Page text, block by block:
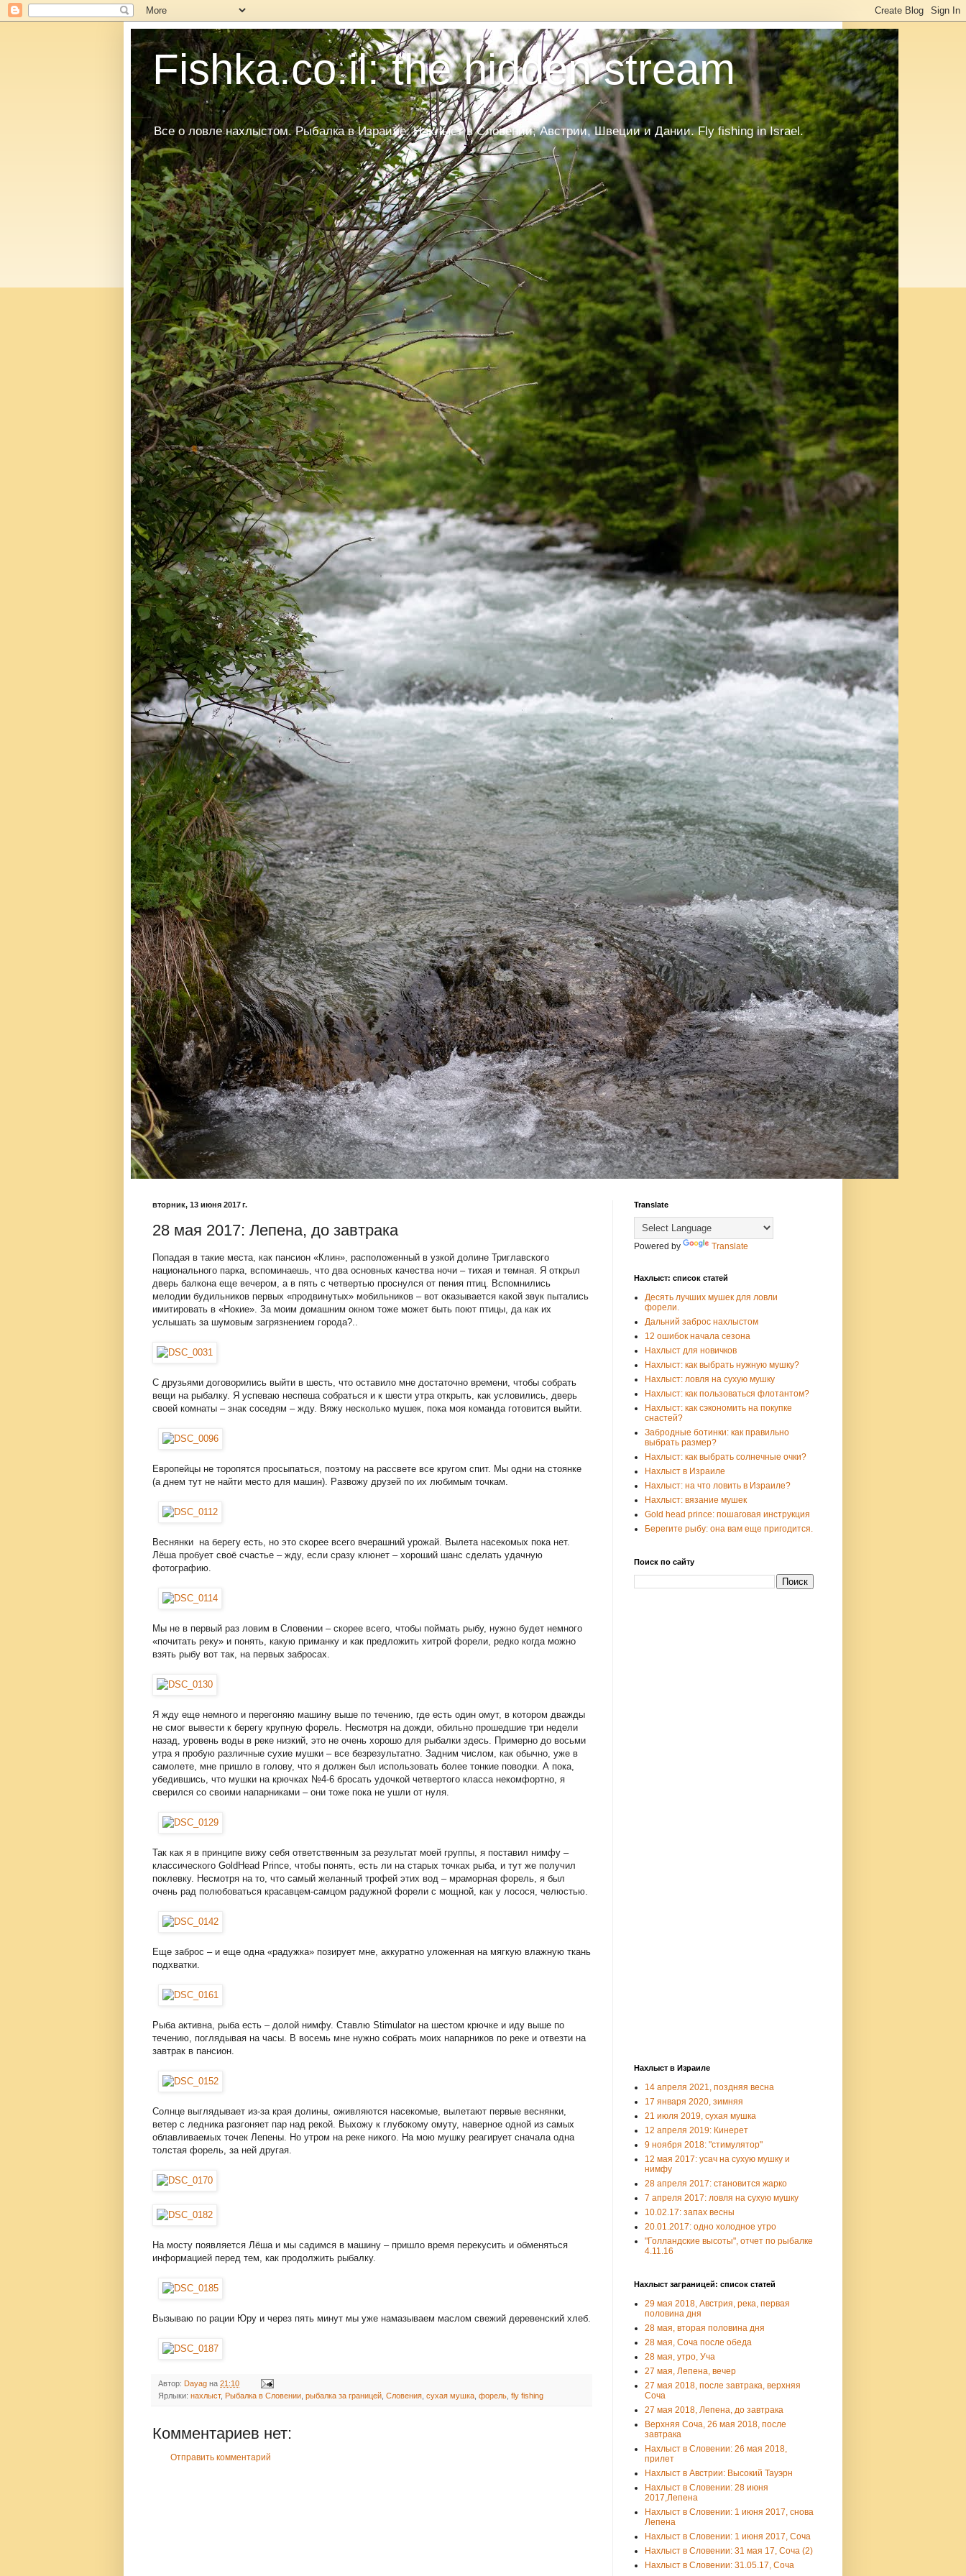
Fishka.co.il: the hidden stream
Все о ловле нахлыстом. Рыбалка в Израиле. Нахлыст в Словении, Австрии, Швеции и Дании. Fly fishing in Israel.
вторник, 13 июня 2017 г.
28 мая 2017: Лепена, до завтрака
Попадая в такие места, как пансион «Клин», расположенный в узкой долине Триглавского
национального парка, вспоминаешь, что два основных качества ночи – тихая и темная. Я открыл
дверь балкона еще вечером, а в пять с четвертью проснулся от пения птиц. Вспомнились
мелодии будильников первых «продвинутых» мобильников – вот оказывается какой звук пытались
имитировать в «Нокие». За моим домашним окном тоже может быть поют птицы, да как их
услышать за шумовым загрязнением города?..
С друзьями договорились выйти в шесть, что оставило мне достаточно времени, чтобы собрать
вещи на рыбалку. Я успеваю неспеша собраться и к шести утра открыть, как условились, дверь
своей комнаты – знак соседям – жду. Вяжу несколько мушек, пока моя команда готовится выйти.
Европейцы не торопятся просыпаться, поэтому на рассвете все кругом спит. Мы одни на стоянке
(а днем тут не найти место для машин). Развожу друзей по их любимым точкам.
Веснянки на берегу есть, но это скорее всего вчерашний урожай. Вылета насекомых пока нет.
Лёша пробует своё счастье – жду, если сразу клюнет – хороший шанс сделать удачную
фотографию.
Мы не в первый раз ловим в Словении – скорее всего, чтобы поймать рыбу, нужно будет немного
«почитать реку» и понять, какую приманку и как предложить хитрой форели, редко когда можно
взять рыбу вот так, на первых забросах.
Я жду еще немного и перегоняю машину выше по течению, где есть один омут, в котором дважды
не смог вывести к берегу крупную форель. Несмотря на дожди, обильно прошедшие три недели
назад, уровень воды в реке низкий, это не очень хорошо для рыбалки здесь. Примерно до восьми
утра я пробую различные сухие мушки – все безрезультатно. Задним числом, как обычно, уже в
самолете, мне пришло в голову, что я должен был использовать более тонкие поводки. А пока,
убедившись, что мушки на крючках №4-6 бросать удочкой четвертого класса некомфортно, я
сверился со своими напарниками – они тоже пока не ушли от нуля.
Так как я в принципе вижу себя ответственным за результат моей группы, я поставил нимфу –
классического GoldHead Prince, чтобы понять, есть ли на старых точках рыба, и тут же получил
поклевку. Несмотря на то, что самый желанный трофей этих вод – мраморная форель, я был
очень рад полюбоваться красавцем-самцом радужной форели с мощной, как у лосося, челюстью.
Еще заброс – и еще одна «радужка» позирует мне, аккуратно уложенная на мягкую влажную ткань
подхватки.
Рыба активна, рыба есть – долой нимфу. Ставлю Stimulator на шестом крючке и иду выше по
течению, поглядывая на часы. В восемь мне нужно собрать моих напарников по реке и отвезти на
завтрак в пансион.
Солнце выглядывает из-за края долины, оживляются насекомые, вылетают первые веснянки,
ветер с ледника разгоняет пар над рекой. Выхожу к глубокому омуту, наверное одной из самых
облавливаемых точек Лепены. Но утром на реке никого. На мою мушку реагирует сначала одна
толстая форель, за ней другая.
На мосту появляется Лёша и мы садимся в машину – пришло время перекусить и обменяться
информацией перед тем, как продолжить рыбалку.
Вызываю по рации Юру и через пять минут мы уже намазываем маслом свежий деревенский хлеб.
Автор: Dayag на 21:10
Ярлыки: нахлыст, Рыбалка в Словении рыбалка за границей Словения сухая мушка форель fly fishing
Комментариев нет:
Отправить комментарий
Translate
Powered by Translate
Нахлыст: список статей
Десять лучших мушек для ловли
форели.
Дальний заброс нахлыстом
12 ошибок начала сезона
Нахлыст для новичков
Нахлыст: как выбрать нужную мушку?
Нахлыст: ловля на сухую мушку
Нахлыст: как пользоваться флотантом?
Нахлыст: как сэкономить на покупке
снастей?
Забродные ботинки: как правильно
выбрать размер?
Нахлыст: как выбрать солнечные очки?
Нахлыст в Израиле
Нахлыст: на что ловить в Израиле?
Нахлыст: вязание мушек
Gold head prince: пошаговая инструкция
Берегите рыбу: она вам еще пригодится.
Поиск по сайту
Нахлыст в Израиле
14 апреля 2021, поздняя весна
17 января 2020, зимняя
21 июля 2019, сухая мушка
12 апреля 2019: Кинерет
9 ноября 2018: "стимулятор"
12 мая 2017: усач на сухую мушку и
нимфу
28 апреля 2017: становится жарко
7 апреля 2017: ловля на сухую мушку
10.02.17: запах весны
20.01.2017: одно холодное утро
"Голландские высоты", отчет по рыбалке
4.11.16
Нахлыст заграницей: список статей
29 мая 2018, Австрия, река, первая
половина дня
28 мая, вторая половина дня
28 мая, Соча после обеда
28 мая, утро, Уча
27 мая, Лепена, вечер
27 мая 2018, после завтрака, верхняя
Соча
27 мая 2018, Лепена, до завтрака
Верхняя Соча, 26 мая 2018, после
завтрака
Нахлыст в Словении: 26 мая 2018,
прилет
Нахлыст в Австрии: Высокий Тауэрн
Нахлыст в Словении: 28 июня
2017,Лепена
Нахлыст в Словении: 1 июня 2017, снова
Лепена
Нахлыст в Словении: 1 июня 2017, Соча
Нахлыст в Словении: 31 мая 17, Соча (2)
Нахлыст в Словении: 31.05.17, Соча